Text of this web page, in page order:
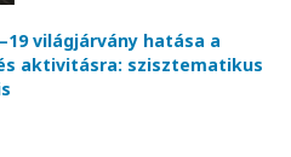
világjárvány hatása a
aktivitásra: szisztematikus